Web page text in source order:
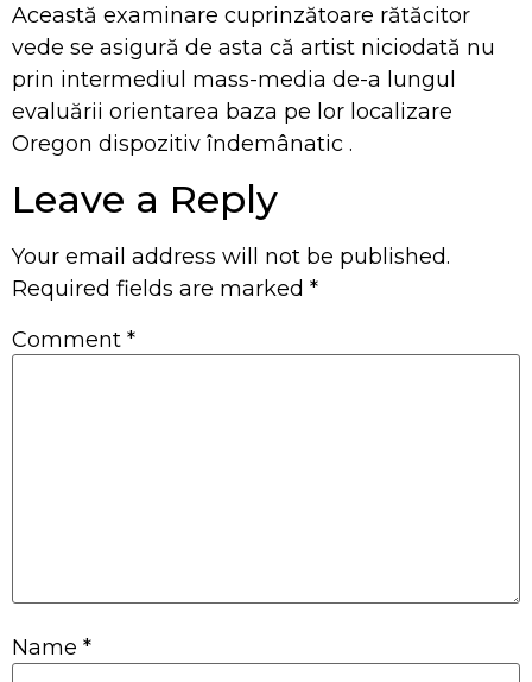
Această examinare cuprinzătoare rătăcitor
vede se asigură de asta că artist niciodată nu
prin intermediul mass-media de-a lungul
evaluării orientarea baza pe lor localizare
Oregon dispozitiv îndemânatic .
Leave a Reply
Your email address will not be published.
Required fields are marked *
Comment *
Name *